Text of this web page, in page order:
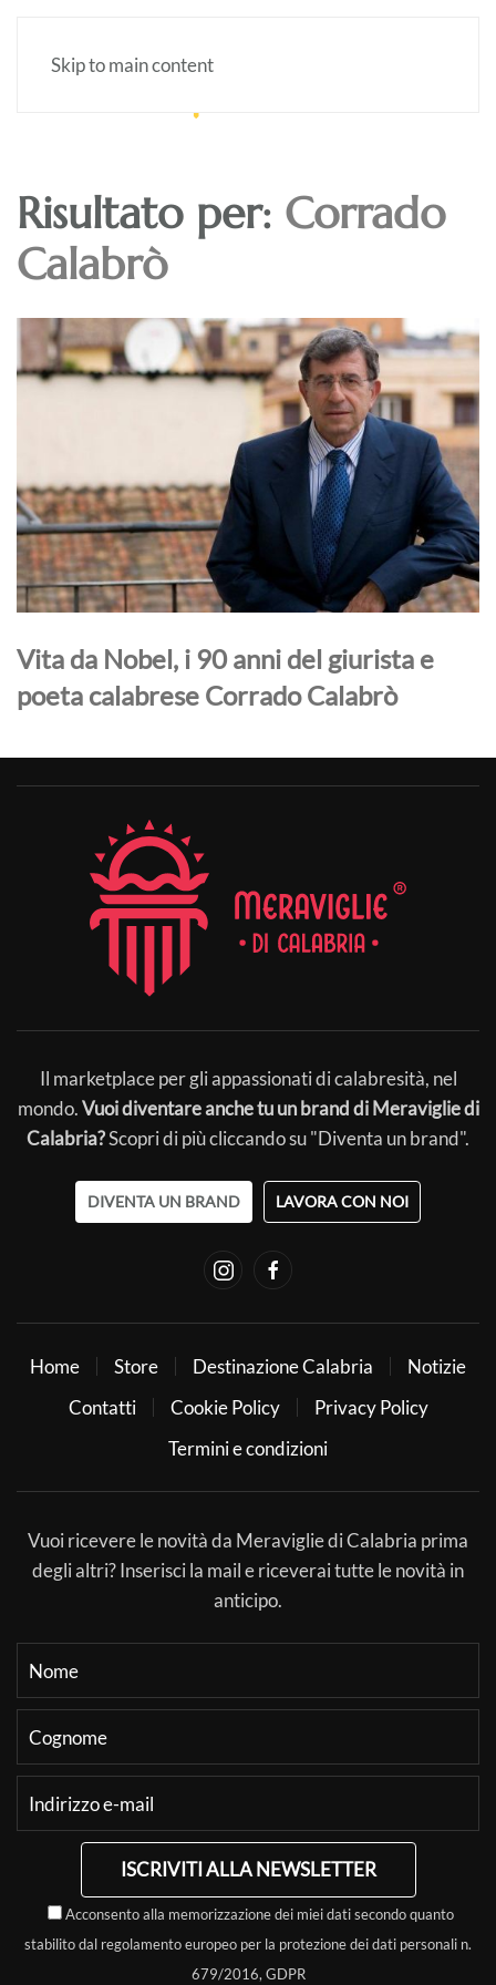
Skip to main content
Risultato per: Corrado
Calabrò
Vita da Nobel, i 90 anni del giurista e
poeta calabrese Corrado Calabrò
Il marketplace per gli appassionati di calabresità, nel
mondo.Vuoi diventare anche tu un brand di Meraviglie di
Calabria?Scopri di più cliccando su "Diventa un brand".
DIVENTA UN BRAND LAVORA CON NOI
Home Store Destinazione Calabria
Notizie
Contatti
Cookie Policy
Privacy Policy
Termini e condizioni
Vuoi ricevere le novità da Meraviglie di Calabria prima
degli altri? Inserisci la mail e riceverai tutte le novità in
anticipo.
ISCRIVITI ALLA NEWSLETTER
Acconsento alla memorizzazione dei miei dati secondo quanto
stabilito dal regolamento europeo per la protezione dei dati personali n.
679/2016, GDPR